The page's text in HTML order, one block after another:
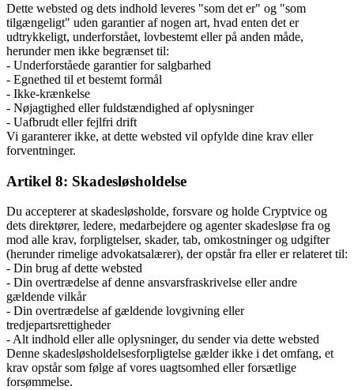
Dette websted og dets indhold leveres "som det er" og "som
tilgængeligt" uden garantier af nogen art, hvad enten det er
udtrykkeligt, underforstået, lovbestemt eller på anden måde,
herunder men ikke begrænset til:
- Underforståede garantier for salgbarhed
- Egnethed til et bestemt formål
- Ikke-krænkelse
- Nøjagtighed eller fuldstændighed af oplysninger
- Uafbrudt eller fejlfri drift
Vi garanterer ikke, at dette websted vil opfylde dine krav eller
forventninger.
Artikel 8: Skadesløsholdelse
Du accepterer at skadesløsholde, forsvare og holde Cryptvice og
dets direktører, ledere, medarbejdere og agenter skadesløse fra og
mod alle krav, forpligtelser, skader, tab, omkostninger og udgifter
(herunder rimelige advokatsalærer), der opstår fra eller er relateret til:
- Din brug af dette websted
- Din overtrædelse af denne ansvarsfraskrivelse eller andre
gældende vilkår
- Din overtrædelse af gældende lovgivning eller
tredjepartsrettigheder
- Alt indhold eller alle oplysninger, du sender via dette websted
Denne skadesløsholdelsesforpligtelse gælder ikke i det omfang, et
krav opstår som følge af vores uagtsomhed eller forsætlige
forsømmelse.